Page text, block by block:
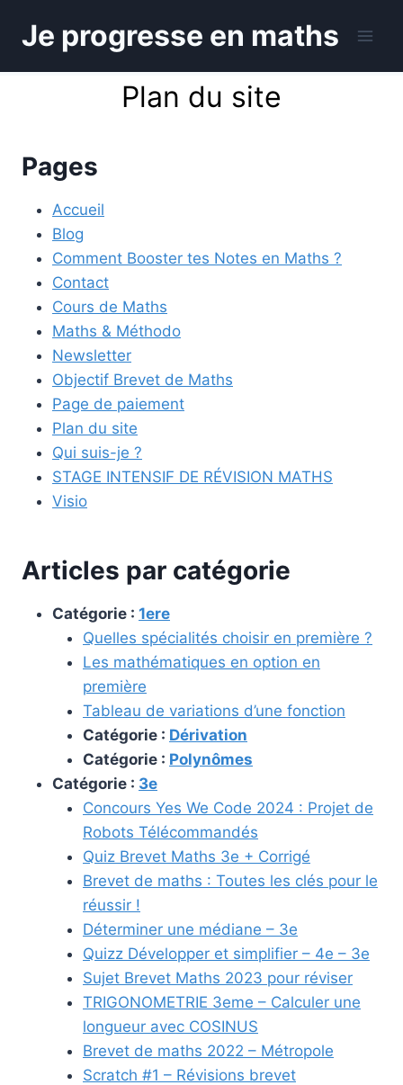
Je progresse en maths
Plan du site
Pages
Accueil
Blog
Comment Booster tes Notes en Maths ?
Contact
Cours de Maths
Maths & Méthodo
Newsletter
Objectif Brevet de Maths
Page de paiement
Plan du site
Qui suis-je ?
STAGE INTENSIF DE RÉVISION MATHS
Visio
Articles par catégorie
Catégorie : 1ere
Quelles spécialités choisir en première ?
Les mathématiques en option en
première
Tableau de variations d’une fonction
Catégorie : Dérivation
Catégorie : Polynômes
Catégorie : 3e
Concours Yes We Code 2024 : Projet de
Robots Télécommandés
Quiz Brevet Maths 3e + Corrigé
Brevet de maths : Toutes les clés pour le
réussir !
Déterminer une médiane – 3e
Quizz Développer et simplifier – 4e – 3e
Sujet Brevet Maths 2023 pour réviser
TRIGONOMETRIE 3eme – Calculer une
longueur avec COSINUS
Brevet de maths 2022 – Métropole
Scratch #1 – Révisions brevet